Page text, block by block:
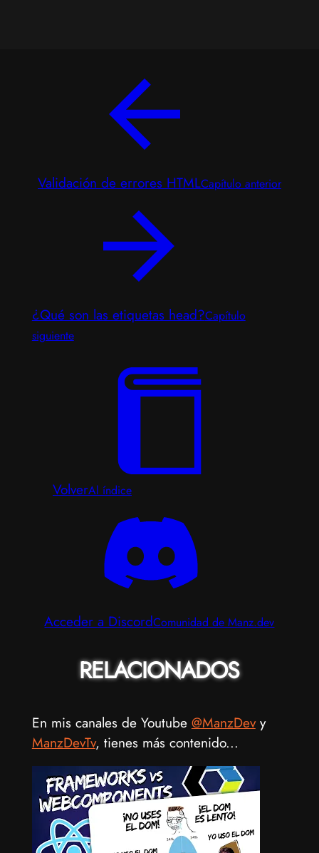
Validación de errores HTMLCapítulo anterior
¿Qué son las etiquetas head?Capítulo
siguiente
VolverAl índice
Acceder a DiscordComunidad de Manz.dev
RELACIONADOS
En mis canales de Youtube @ManzDevy
ManzDevTv, tienes más contenido...